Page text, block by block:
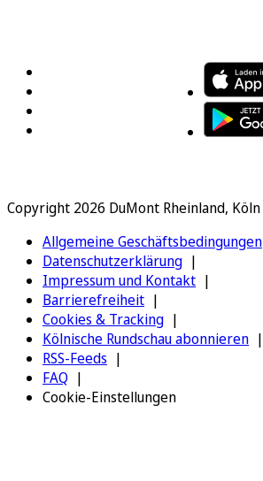
Copyright 2026 DuMont Rheinland, Köln
Allgemeine Geschäftsbedingungen
Datenschutzerklärung
Impressum und Kontakt
Barrierefreiheit
Cookies & Tracking
Kölnische Rundschau abonnieren
RSS-Feeds
FAQ
Cookie-Einstellungen